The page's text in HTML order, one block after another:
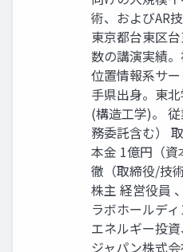
術、およびAR
東京都台東区
数の講演実績
位置情報系サ
手県出身。東
(構造工学)。
務委託含む）
本金 1億円（
徹（取締役/技
株主 経営役員
ラボホールデ
エネルギー投
ジャパン株式